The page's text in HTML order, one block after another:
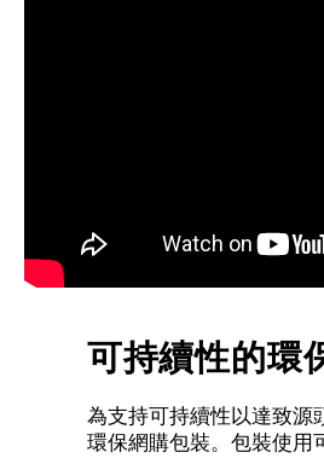
可持續性的環
為支持可持續性以達致源
環保網購包裝。包裝使用